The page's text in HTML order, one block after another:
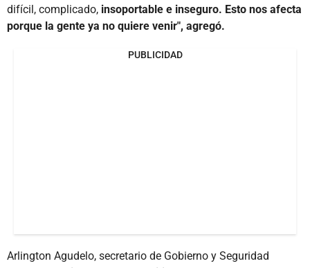
difícil, complicado, insoportable e inseguro. Esto nos afecta
porque la gente ya no quiere venir", agregó.
PUBLICIDAD
Arlington Agudelo, secretario de Gobierno y Seguridad